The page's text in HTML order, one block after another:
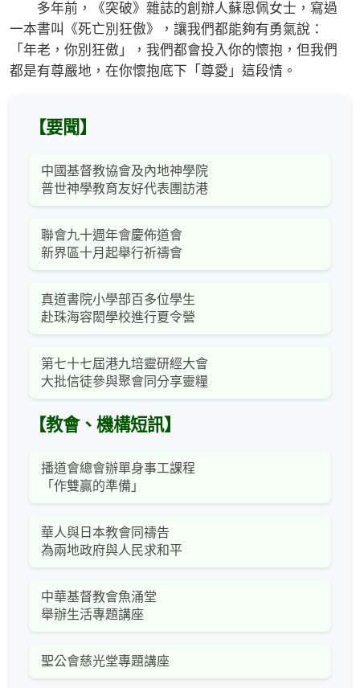
多年前，《突破》雜誌的創辦人蘇恩佩女士，寫過
一本書叫《死亡別狂傲》，讓我們都能夠有勇氣說：
「年老，你別狂傲」，我們都會投入你的懷抱，但我們
都是有尊嚴地，在你懷抱底下「尊愛」這段情。
【要聞】
中國基督教協會及內地神學院
普世神學教育友好代表團訪港
聯會九十週年會慶佈道會
新界區十月起舉行祈禱會
真道書院小學部百多位學生
赴珠海容閎學校進行夏令營
第七十七屆港九培靈研經大會
大批信徒參與聚會同分享靈糧
【教會、機構短訊】
播道會總會辦單身事工課程
「作雙贏的準備」
華人與日本教會同禱告
為兩地政府與人民求和平
中華基督教會魚涌堂
舉辦生活專題講座
聖公會慈光堂專題講座